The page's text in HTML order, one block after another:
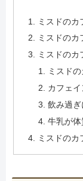
ミスドのカ
ミスドのカ
ミスドの
ミスド
カフェ
飲み過
牛乳が
ミスドの